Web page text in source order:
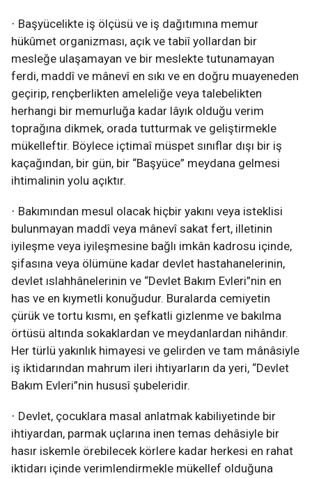
· Başyücelikte iş ölçüsü ve iş dağıtımına memur
hükûmet organizması, açık ve tabiî yollardan bir
mesleğe ulaşamayan ve bir meslekte tutunamayan
ferdi, maddî ve mânevî en sıkı ve en doğru muayeneden
geçirip, rençberlikten ameleliğe veya talebelikten
herhangi bir memurluğa kadar lâyık olduğu verim
toprağına dikmek, orada tutturmak ve geliştirmekle
mükelleftir. Böylece içtimaî müspet sınıflar dışı bir iş
kaçağından, bir gün, bir “Başyüce” meydana gelmesi
ihtimalinin yolu açıktır.
· Bakımından mesul olacak hiçbir yakını veya isteklisi
bulunmayan maddî veya mânevî sakat fert, illetinin
iyileşme veya iyileşmesine bağlı imkân kadrosu içinde,
şifasına veya ölümüne kadar devlet hastahanelerinin,
devlet ıslahhânelerinin ve “Devlet Bakım Evleri”nin en
has ve en kıymetli konuğudur. Buralarda cemiyetin
çürük ve tortu kısmı, en şefkatli gizlenme ve bakılma
örtüsü altında sokaklardan ve meydanlardan nihândır.
Her türlü yakınlık himayesi ve gelirden ve tam mânâsiyle
iş iktidarından mahrum ileri ihtiyarların da yeri, “Devlet
Bakım Evleri”nin hususî şubeleridir.
· Devlet, çocuklara masal anlatmak kabiliyetinde bir
ihtiyardan, parmak uçlarına inen temas dehâsiyle bir
hasır iskemle örebilecek körlere kadar herkesi en rahat
iktidarı içinde verimlendirmekle mükellef olduğuna